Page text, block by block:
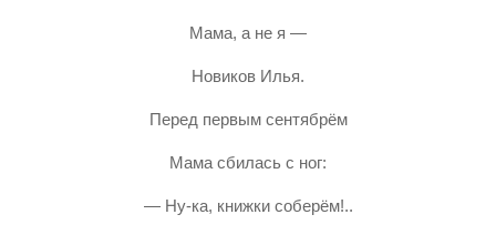
Мама, а не я —
Новиков Илья.
Перед первым сентябрём
Мама сбилась с ног:
— Ну-ка, книжки соберём!..